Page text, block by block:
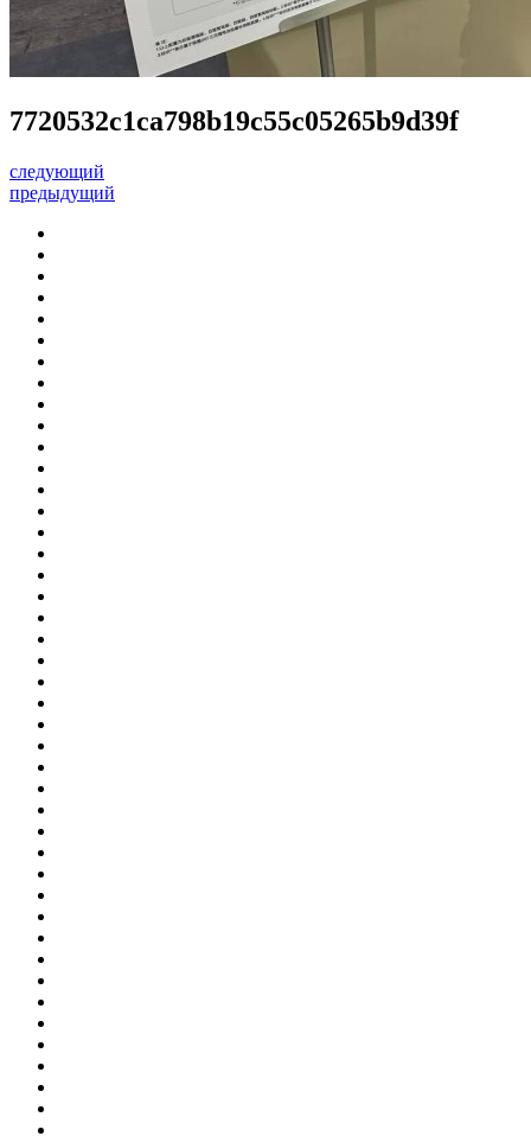
7720532c1ca798b19c55c05265b9d39f
следующий
предыдущий